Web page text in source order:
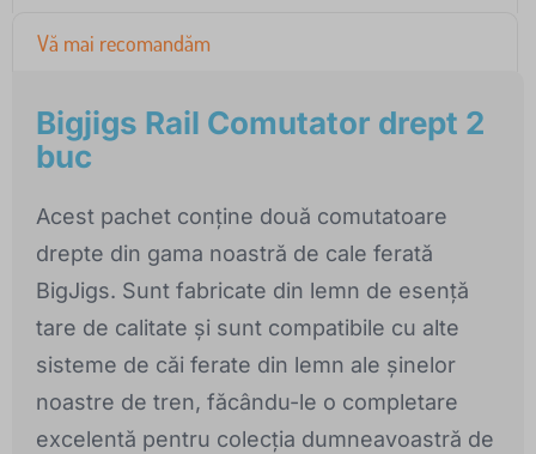
Vă mai recomandăm
Bigjigs Rail Comutator drept 2
buc
Acest pachet conține două comutatoare
drepte din gama noastră de cale ferată
BigJigs. Sunt fabricate din lemn de esență
tare de calitate și sunt compatibile cu alte
sisteme de căi ferate din lemn ale șinelor
noastre de tren, făcându-le o completare
excelentă pentru colecția dumneavoastră de